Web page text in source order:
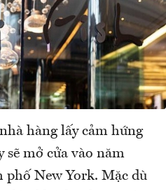
hàng lấy cảm hứng
sẽ mở cửa vào năm
phố New York. Mặc dù